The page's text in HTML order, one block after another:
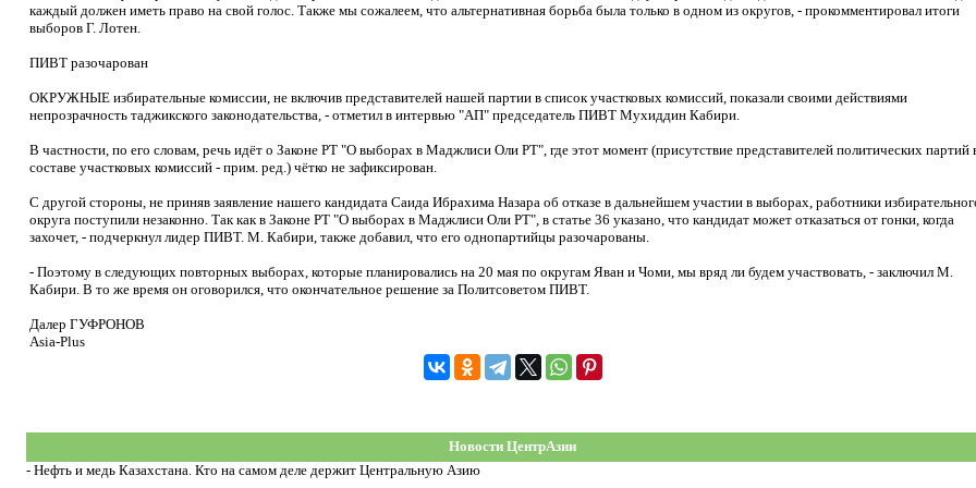
каждый должен иметь право на свой голос. Также мы сожалеем, что альтернативная борьба была только в одном из округов, - прокомментировал итоги
выборов Г. Лотен.
ПИВТ разочарован
ОКРУЖНЫЕ избирательные комиссии, не включив представителей нашей партии в список участковых комиссий, показали своими действиями
непрозрачность таджикского законодательства, - отметил в интервью "АП" председатель ПИВТ Мухиддин Кабири.
В частности, по его словам, речь идёт о Законе РТ "О выборах в Маджлиси Оли РТ", где этот момент (присутствие представителей политических партий
составе участковых комиссий - прим. ред.) чётко не зафиксирован.
С другой стороны, не приняв заявление нашего кандидата Саида Ибрахима Назара об отказе в дальнейшем участии в выборах, работники
округа поступили незаконно. Так как в Законе РТ "О выборах в Маджлиси Оли РТ", в статье 36 указано, что кандидат может отказаться от гонки, когда
захочет, - подчеркнул лидер ПИВТ. М. Кабири, также добавил, что его однопартийцы разочарованы.
- Поэтому в следующих повторных выборах, которые планировались на 20 мая по округам Яван и Чоми, мы вряд ли будем участвовать, - заключил М.
Кабири. В то же время он оговорился, что окончательное решение за Политсоветом ПИВТ.
Далер ГУФРОНОВ
Asia-Plus
Новости ЦентрАзии
- Нефть и медь Казахстана. Кто на самом деле держит Центральную Азию